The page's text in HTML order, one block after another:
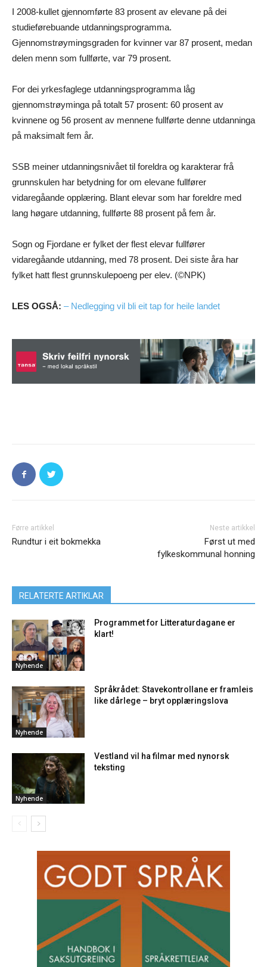
I 2008-kullet gjennomførte 83 prosent av elevane på dei
studieførebuande utdanningsprogramma.
Gjennomstrøymingsgraden for kvinner var 87 prosent, medan
delen menn som fullførte, var 79 prosent.
For dei yrkesfaglege utdanningsprogramma låg
gjennomstrøyminga på totalt 57 prosent: 60 prosent av
kvinnene og 56 prosent av mennene fullførte denne utdanninga
på maksimalt fem år.
SSB meiner utdanningsnivået til foreldra og karakterar frå
grunnskulen har betydning for om elevane fullfører
vidaregåande opplæring. Blant elevar som har foreldre med
lang høgare utdanning, fullførte 88 prosent på fem år.
Sogn og Fjordane er fylket der flest elevar fullfører
vidaregåande utdanning, med 78 prosent. Dei siste åra har
fylket hatt flest grunnskulepoeng per elev. (©NPK)
LES OGSÅ: – Nedlegging vil bli eit tap for heile landet
Førre artikkel
Rundtur i eit bokmekka
Neste artikkel
Først ut med
fylkeskommunal honning
RELATERTE ARTIKLAR
Nyhende
Programmet for Litteraturdagane er
klart!
Nyhende
Språkrådet: Stavekontrollane er framleis
like dårlege – bryt opplæringslova
Nyhende
Vestland vil ha filmar med nynorsk
teksting